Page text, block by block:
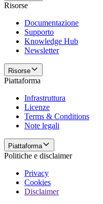
Risorse
Documentazione
Supporto
Knowledge Hub
Newsletter
Risorse
Piattaforma
Infrastruttura
Licenze
Terms & Conditions
Note legali
Piattaforma
Politiche e disclaimer
Privacy
Cookies
Disclaimer